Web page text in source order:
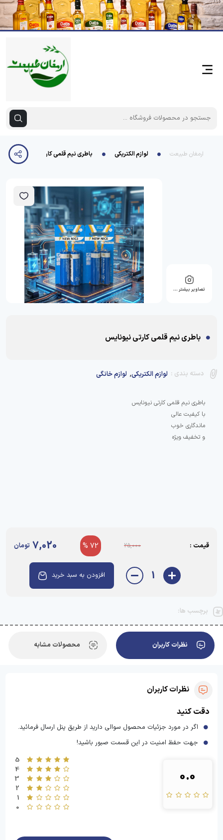
ارمغان طبیعت لوازم الکتریکی باطری نیم قلمی کارتی نیونایس
تصاویر بیشتر …
باطری نیم قلمی کارتی نیونایس
دسته بندی : لوازم الکتریکی, لوازم خانگی
و تخفیف ویژه
قیمت : 25,000
72 %
7,020 تومان
1 افزودن به سبد خرید
برچسب ها:
نظرات کاربران محصولات مشابه
نظرات کاربران
دقت کنید
اگر در مورد جزئیات محصول سوالی دارید از طریق پنل ارسال فرمائید.
جهت حفظ امنیت در این قسمت صبور باشید!
0.0
5
4
3
2
1
0